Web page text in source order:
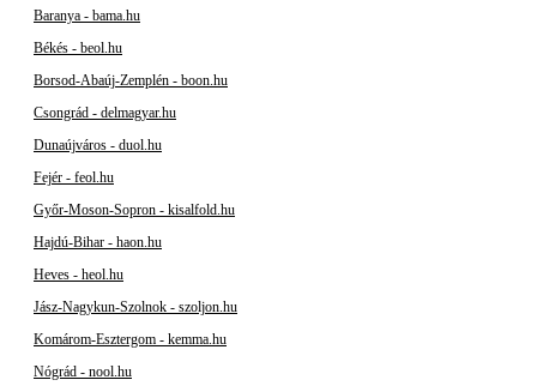
Baranya - bama.hu
Békés - beol.hu
Borsod-Abaúj-Zemplén - boon.hu
Csongrád - delmagyar.hu
Dunaújváros - duol.hu
Fejér - feol.hu
Győr-Moson-Sopron - kisalfold.hu
Hajdú-Bihar - haon.hu
Heves - heol.hu
Jász-Nagykun-Szolnok - szoljon.hu
Komárom-Esztergom - kemma.hu
Nógrád - nool.hu